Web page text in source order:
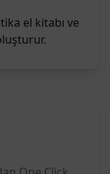
el kitabı ve